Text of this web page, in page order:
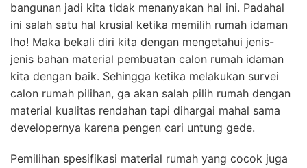
bangunan jadi kita tidak menanyakan hal ini. Padahal
ini salah satu hal krusial ketika memilih rumah idaman
lho! Maka bekali diri kita dengan mengetahui jenis-
jenis bahan material pembuatan calon rumah idaman
kita dengan baik. Sehingga ketika melakukan survei
calon rumah pilihan, ga akan salah pilih rumah dengan
material kualitas rendahan tapi dihargai mahal sama
developernya karena pengen cari untung gede.
Pemilihan spesifikasi material rumah yang cocok juga